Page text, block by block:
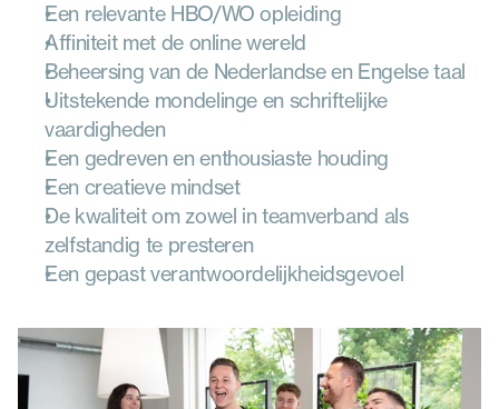
Een relevante HBO/WO opleiding
Affiniteit met de online wereld
Beheersing van de Nederlandse en Engelse taal
Uitstekende mondelinge en schriftelijke
vaardigheden
Een gedreven en enthousiaste houding
Een creatieve mindset
De kwaliteit om zowel in teamverband als
zelfstandig te presteren
Een gepast verantwoordelijkheidsgevoel